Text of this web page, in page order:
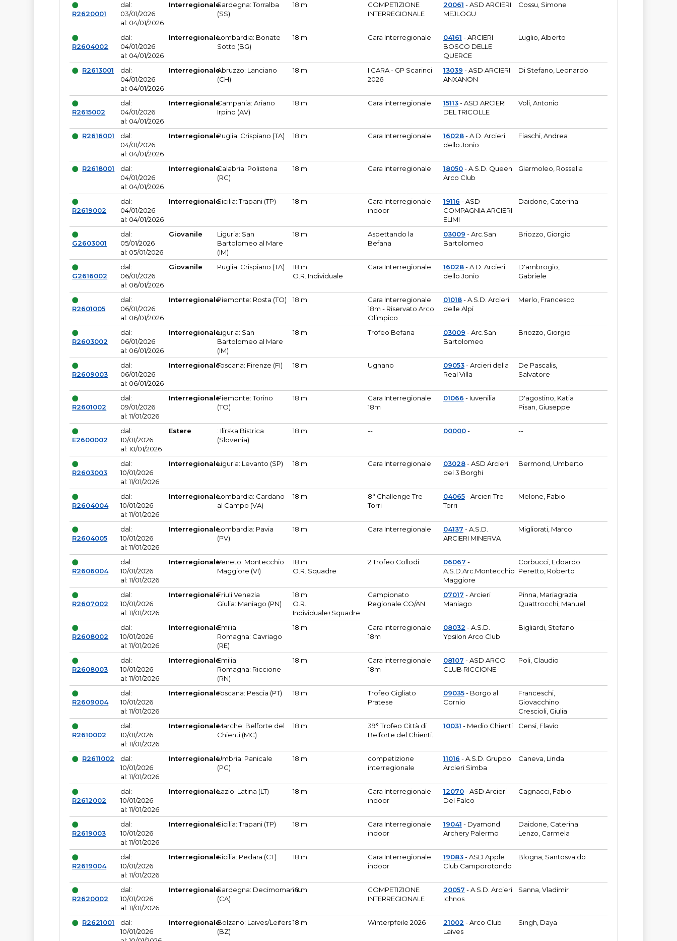
R2620001
dal:
03/01/2026
al: 04/01/2026
InterregionaleSardegna: Torralba
(SS)
18 m
COMPETIZIONE
INTERREGIONALE
20061 - ASD ARCIERI
MEJLOGU
Cossu, Simone
R2604002
dal:
04/01/2026
al: 04/01/2026
InterregionaleLombardia: Bonate
Sotto (BG)
18 m Gara Interregionale 04161 - ARCIERI
BOSCO DELLE
QUERCE
Luglio, Alberto
R2613001
dal:
04/01/2026
al: 04/01/2026
InterregionaleAbruzzo: Lanciano
(CH)
18 m
I GARA - GP Scarinci
2026
13039 - ASD ARCIERI
ANXANON
Di Stefano, Leonardo
R2615002
dal:
04/01/2026
al: 04/01/2026
InterregionaleCampania: Ariano
Irpino (AV)
18 m Gara interregionale 15113- ASD ARCIERI
DEL TRICOLLE
Voli, Antonio
R2616001
dal:
04/01/2026
al: 04/01/2026
InterregionalePuglia: Crispiano (TA) 18 m Gara Interregionale 16028- A.D. Arcieri
dello Jonio
Fiaschi, Andrea
R2618001
dal:
04/01/2026
al: 04/01/2026
InterregionaleCalabria: Polistena
(RC)
18 m Gara Interregionale 18050- A.S.D. Queen
Arco Club
Giarmoleo, Rossella
R2619002
dal:
04/01/2026
al: 04/01/2026
InterregionaleSicilia: Trapani (TP) 18 m
Gara Interregionale
indoor
19116 - ASD
COMPAGNIA ARCIERI
ELIMI
Daidone, Caterina
G2603001
dal:
05/01/2026
al: 05/01/2026
Giovanile
Liguria: San
Bartolomeo al Mare
(IM)
18 m
Aspettando la
Befana
03009 - Arc.San
Bartolomeo
Briozzo, Giorgio
G2616002
dal:
06/01/2026
al: 06/01/2026
Giovanile Puglia: Crispiano (TA)
18 m
O.R. Individuale
Gara Interregionale 16028- A.D. Arcieri
dello Jonio
D'ambrogio,
Gabriele
R2601005
dal:
06/01/2026
al: 06/01/2026
InterregionalePiemonte: Rosta (TO) 18 m
Gara Interregionale
18m - Riservato Arco
Olimpico
01018- A.S.D. Arcieri
delle Alpi
Merlo, Francesco
R2603002
dal:
06/01/2026
al: 06/01/2026
InterregionaleLiguria: San
Bartolomeo al Mare
(IM)
18 m Trofeo Befana 03009 - Arc.San
Bartolomeo
Briozzo, Giorgio
R2609003
dal:
06/01/2026
al: 06/01/2026
InterregionaleToscana: Firenze (FI) 18 m Ugnano 09053- Arcieri della
Real Villa
De Pascalis,
Salvatore
R2601002
dal:
09/01/2026
al: 11/01/2026
InterregionalePiemonte: Torino
(TO)
18 m
Gara Interregionale
18m
01066 - Iuvenilia
D'agostino, Katia
Pisan, Giuseppe
E2600002
dal:
10/01/2026
al: 10/01/2026
Estere
: Ilirska Bistrica
(Slovenia)
18 m -- 00000- --
R2603003
dal:
10/01/2026
al: 11/01/2026
InterregionaleLiguria: Levanto (SP) 18 m Gara Interregionale 03028- ASD Arcieri
dei 3 Borghi
Bermond, Umberto
R2604004
dal:
10/01/2026
al: 11/01/2026
InterregionaleLombardia: Cardano
al Campo (VA)
18 m
8° Challenge Tre
Torri
04065- Arcieri Tre
Torri
Melone, Fabio
R2604005
dal:
10/01/2026
al: 11/01/2026
InterregionaleLombardia: Pavia
(PV)
18 m Gara Interregionale 04137 - A.S.D.
ARCIERI MINERVA
Migliorati, Marco
R2606004
dal:
10/01/2026
al: 11/01/2026
InterregionaleVeneto: Montecchio
Maggiore (VI)
18 m
O.R. Squadre
2 Trofeo Collodi 06067 -
A.S.D.Arc.Montecchio
Maggiore
Corbucci, Edoardo
Peretto, Roberto
R2607002
dal:
10/01/2026
al: 11/01/2026
InterregionaleFriuli Venezia
Giulia: Maniago (PN)
18 m
O.R.
Individuale+Squadre
Campionato
Regionale CO/AN
07017 - Arcieri
Maniago
Pinna, Mariagrazia
Quattrocchi, Manuel
R2608002
dal:
10/01/2026
al: 11/01/2026
InterregionaleEmilia
Romagna: Cavriago
(RE)
18 m
Gara interregionale
18m
08032 - A.S.D.
Ypsilon Arco Club
Bigliardi, Stefano
R2608003
dal:
10/01/2026
al: 11/01/2026
InterregionaleEmilia
Romagna: Riccione
(RN)
18 m
Gara interregionale
18m
08107 - ASD ARCO
CLUB RICCIONE
Poli, Claudio
R2609004
dal:
10/01/2026
al: 11/01/2026
InterregionaleToscana: Pescia (PT) 18 m
Trofeo Gigliato
Pratese
09035- Borgo al
Cornio
Franceschi,
Giovacchino
Crescioli, Giulia
R2610002
dal:
10/01/2026
al: 11/01/2026
InterregionaleMarche: Belforte del
Chienti (MC)
18 m
39° Trofeo Città di
Belforte del Chienti.
10031 - Medio Chienti Censi, Flavio
R2611002
dal:
10/01/2026
al: 11/01/2026
InterregionaleUmbria: Panicale
(PG)
18 m
competizione
interregionale
11016 - A.S.D. Gruppo
Arcieri Simba
Caneva, Linda
R2612002
dal:
10/01/2026
al: 11/01/2026
InterregionaleLazio: Latina (LT) 18 m
Gara Interregionale
indoor
12070- ASD Arcieri
Del Falco
Cagnacci, Fabio
R2619003
dal:
10/01/2026
al: 11/01/2026
InterregionaleSicilia: Trapani (TP) 18 m
Gara Interregionale
indoor
19041 - Dyamond
Archery Palermo
Daidone, Caterina
Lenzo, Carmela
R2619004
dal:
10/01/2026
al: 11/01/2026
InterregionaleSicilia: Pedara (CT) 18 m
Gara Interregionale
indoor
19083- ASD Apple
Club Camporotondo
Blogna, Santosvaldo
R2620002
dal:
10/01/2026
al: 11/01/2026
InterregionaleSardegna: Decimomannu
(CA)
18 m
COMPETIZIONE
INTERREGIONALE
20057 - A.S.D. Arcieri
Ichnos
Sanna, Vladimir
R2621001
dal:
10/01/2026
InterregionaleBolzano: Laives/Leifers
(BZ)
18 m Winterpfeile 2026 21002 - Arco Club
Laives
Singh, Daya